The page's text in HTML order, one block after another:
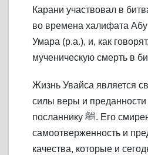
Карани участвовал в
во времена халифата
Умара (р.а.), и, как
мученическую смерть в
Жизнь Увайса является
силы веры и
посланнику ﷺ. Его смирение,
самоотверженность и
качества, которые и